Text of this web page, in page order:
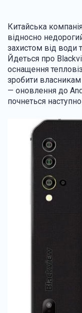
Китайська
відносно
захистом від води
Йдеться про
оснащення
зробити
— оновлення до
почнеться